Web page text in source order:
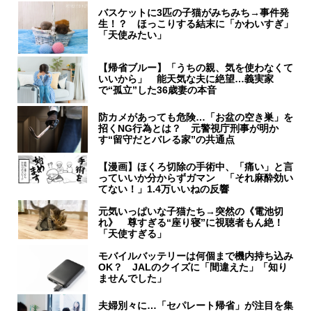
バスケットに3匹の子猫がみちみち→事件発
生！？ ほっこりする結末に「かわいすぎ」
「天使みたい」
【帰省ブルー】「うちの親、気を使わなくて
いいから」 能天気な夫に絶望…義実家
で“孤立”した36歳妻の本音
防カメがあっても危険…「お盆の空き巣」を
招くNG行為とは？ 元警視庁刑事が明か
す“留守だとバレる家”の共通点
【漫画】ほくろ切除の手術中、「痛い」と言
っていいか分からずガマン 「それ麻酔効い
てない！」1.4万いいねの反響
元気いっぱいな子猫たち→突然の《電池切
れ》 尊すぎる“座り寝”に視聴者もん絶！
「天使すぎる」
モバイルバッテリーは何個まで機内持ち込み
OK？ JALのクイズに「間違えた」「知り
ませんでした」
夫婦別々に…「セパレート帰省」が注目を集